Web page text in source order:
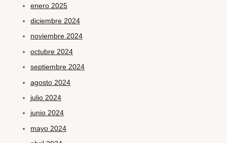
enero 2025
diciembre 2024
noviembre 2024
octubre 2024
septiembre 2024
agosto 2024
julio 2024
junio 2024
mayo 2024